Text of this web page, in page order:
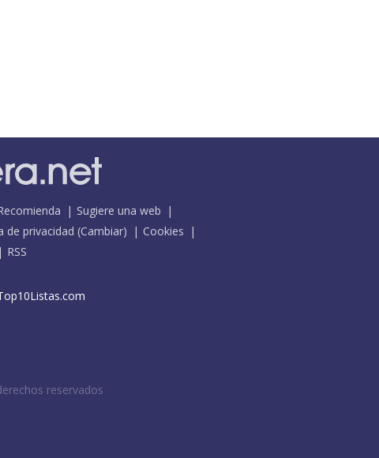
Sugiere una web
de privacidad (Cambiar)
Cookies
RSS
reservados